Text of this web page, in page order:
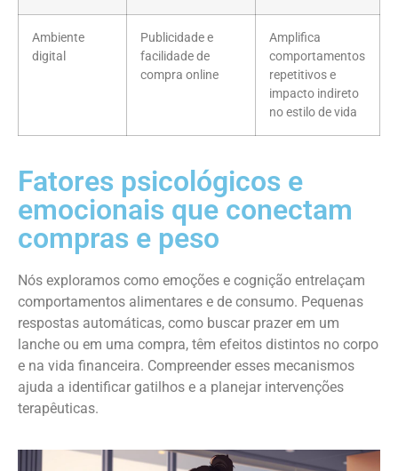
Ambiente
digital
Publicidade e
facilidade de
compra online
Amplifica
comportamentos
repetitivos e
impacto indireto
no estilo de vida
Fatores psicológicos e
emocionais que conectam
compras e peso
Nós exploramos como emoções e cognição entrelaçam
comportamentos alimentares e de consumo. Pequenas
respostas automáticas, como buscar prazer em um
lanche ou em uma compra, têm efeitos distintos no corpo
e na vida financeira. Compreender esses mecanismos
ajuda a identificar gatilhos e a planejar intervenções
terapêuticas.